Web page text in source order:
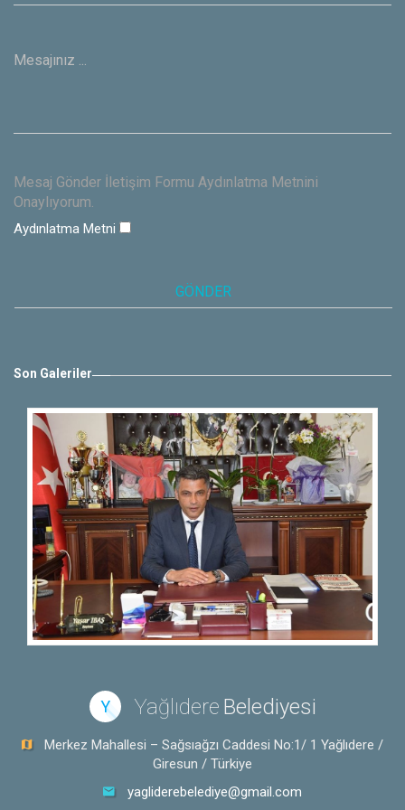
Mesaj Gönder İletişim Formu Aydınlatma Metnini
Onaylıyorum.
Aydınlatma Metni
Son Galeriler
Y Yağlıdere Belediyesi
Merkez Mahallesi – Sağsıağzı Caddesi No:1/ 1 Yağlıdere /
Giresun / Türkiye
yagliderebelediye@gmail.com